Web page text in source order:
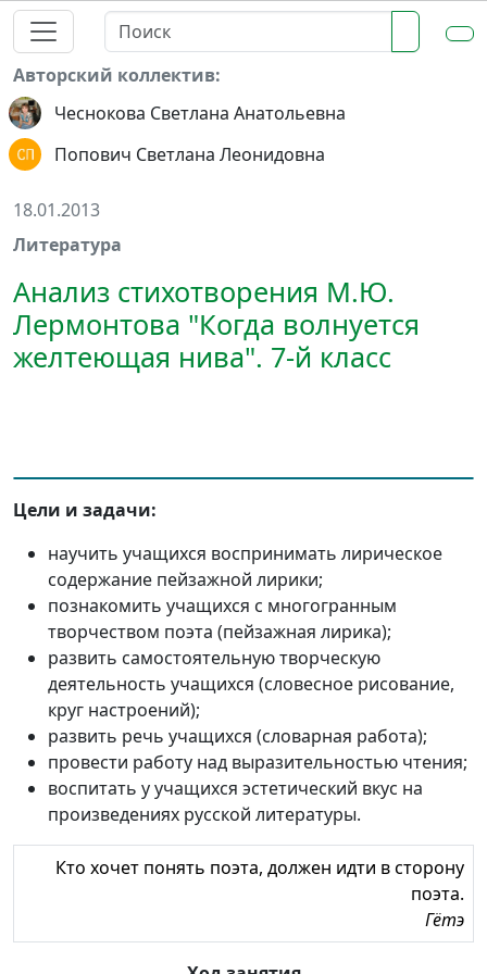
Авторский коллектив:
Чеснокова Светлана Анатольевна
Попович Светлана Леонидовна
18.01.2013
Литература
Анализ стихотворения М.Ю.
Лермонтова "Когда волнуется
желтеющая нива". 7-й класс
Цели и задачи:
научить учащихся воспринимать лирическое
содержание пейзажной лирики;
познакомить учащихся с многогранным
творчеством поэта (пейзажная лирика);
развить самостоятельную творческую
деятельность учащихся (словесное рисование,
круг настроений);
развить речь учащихся (словарная работа);
провести работу над выразительностью чтения;
воспитать у учащихся эстетический вкус на
произведениях русской литературы.
Кто хочет понять поэта, должен идти в сторону
поэта.
Гётэ